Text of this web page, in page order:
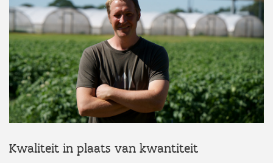
Kwaliteit in plaats van kwantiteit